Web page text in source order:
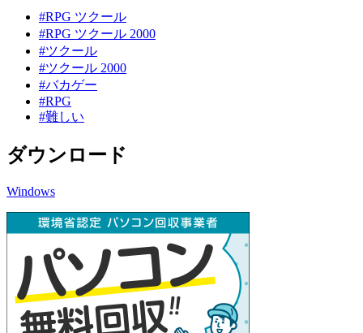
#RPG ツクール
#RPG ツクール 2000
#ツクール
#ツクール 2000
#バカゲー
#RPG
#難しい
ダウンロード
Windows